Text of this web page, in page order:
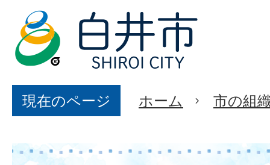
現在のページ ホーム 市の組